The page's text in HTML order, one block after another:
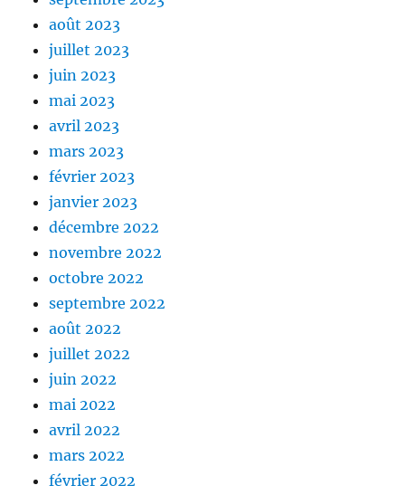
août 2023
juillet 2023
juin 2023
mai 2023
avril 2023
mars 2023
février 2023
janvier 2023
décembre 2022
novembre 2022
octobre 2022
septembre 2022
août 2022
juillet 2022
juin 2022
mai 2022
avril 2022
mars 2022
février 2022